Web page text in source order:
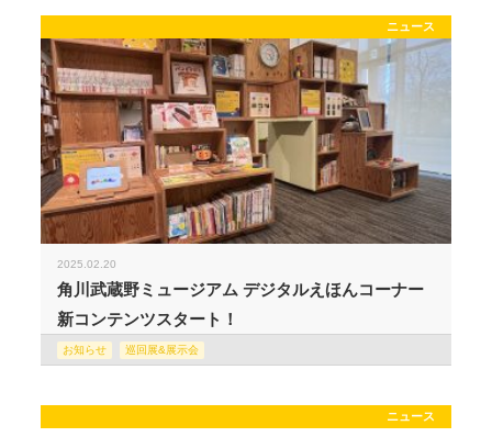
ニュース
2025.02.20
角川武蔵野ミュージアム デジタルえほんコーナー
新コンテンツスタート！
お知らせ 巡回展&展示会
ニュース